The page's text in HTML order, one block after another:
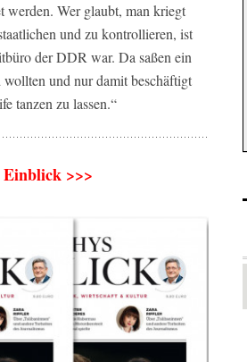
werden. Wer glaubt, man kriegt
und zu kontrollieren, ist
der DDR war. Da saßen ein
und nur damit beschäftigt
tanzen zu lassen.“
Einblick >>>